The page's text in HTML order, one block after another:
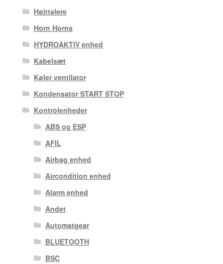
Højttalere
Horn Horns
HYDROAKTIV enhed
Kabelsæt
Køler ventilator
Kondensator START STOP
Kontrolenheder
ABS og ESP
AFIL
Airbag enhed
Aircondition enhed
Alarm enhed
Andet
Automatgear
BLUETOOTH
BSC